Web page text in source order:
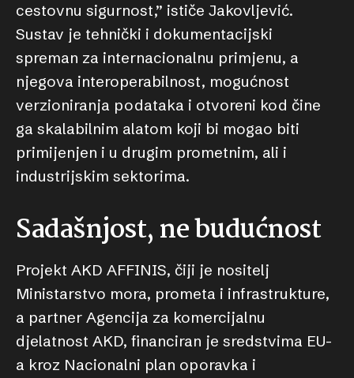
cestovnu sigurnost,” ističe Jakovljević.
Sustav je tehnički i dokumentacijski
spreman za internacionalnu primjenu, a
njegova interoperabilnost, mogućnost
verzioniranja podataka i otvoreni kod čine
ga skalabilnim alatom koji bi mogao biti
primijenjen i u drugim prometnim, ali i
industrijskim sektorima.
Sadašnjost, ne budućnost
Projekt AKD AFFINIS, čiji je nositelj
Ministarstvo mora, prometa i infrastrukture,
a partner Agencija za komercijalnu
djelatnost AKD, financiran je sredstvima EU-
a kroz Nacionalni plan oporavka i